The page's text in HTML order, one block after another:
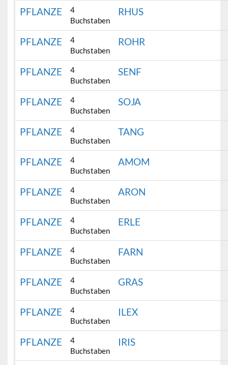
PFLANZE
4
Buchstaben
RHUS
PFLANZE
4
Buchstaben
ROHR
PFLANZE
4
Buchstaben
SENF
PFLANZE
4
Buchstaben
SOJA
PFLANZE
4
Buchstaben
TANG
PFLANZE
4
Buchstaben
AMOM
PFLANZE
4
Buchstaben
ARON
PFLANZE
4
Buchstaben
ERLE
PFLANZE
4
Buchstaben
FARN
PFLANZE
4
Buchstaben
GRAS
PFLANZE
4
Buchstaben
ILEX
PFLANZE
4
Buchstaben
IRIS